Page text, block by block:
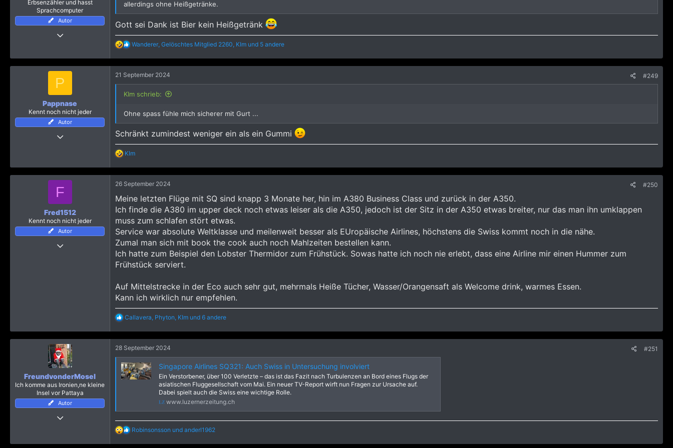
Erbsenzähler und hasst
Sprachcomputer
Autor
13.019
allerdings ohne Heißgetränke.
Gott sei Dank ist Bier kein Heißgetränk
R
a
k
t
i
o
n
:
Wanderer, Gelöschtes Mitglied 2260, KIm und 5 andere
P
Pappnase
Kennt noch nicht jeder
Autor
11 September 2024
21 September 2024 #249
KIm schrieb:
Ohne spass fühle mich sicherer mit Gurt ...
Schränkt zumindest weniger ein als ein Gummi
R
a
k
t
o
n
n
:
KIm
F
Fred1512
Kennt noch nicht jeder
Autor
18 August 2024
26 September 2024 #250
Meine letzten Flüge mit SQ sind knapp 3 Monate her, hin im A380 Business Class und zurück in der A350.
Ich finde die A380 im upper deck noch etwas leiser als die A350, jedoch ist der Sitz in der A350 etwas breiter, nur das man ihn umklappen
muss zum schlafen stört etwas.
Service war absolute Weltklasse und meilenweit besser als EUropäische Airlines, höchstens die Swiss kommt noch in die nähe.
Zumal man sich mit book the cook auch noch Mahlzeiten bestellen kann.
Ich hatte zum Beispiel den Lobster Thermidor zum Frühstück. Sowas hatte ich noch nie erlebt, dass eine Airline mir einen Hummer zum
Frühstück serviert.
Auf Mittelstrecke in der Eco auch sehr gut, mehrmals Heiße Tücher, Wasser/Orangensaft als Welcome drink, warmes Essen.
Kann ich wirklich nur empfehlen.
R
a
k
t
i
o
n
e
Callavera, Phyton, KIm und 6 andere
FreundvonderMosel
Ich komme aus Ironien,ne kleine
Insel vor Pattaya
Autor
28 September 2024 #251
Singapore Airlines SQ321: Auch Swiss in Untersuchung involviert
Ein Verstorbener, über 100 Verletzte – das ist das Fazit nach Turbulenzen an Bord eines Flugs der
asiatischen Fluggesellschaft vom Mai. Ein neuer TV-Report wirft nun Fragen zur Ursache auf.
Dabei spielt auch die Swiss eine wichtige Rolle.
www.luzernerzeitung.ch
R
a
Robinsonsson und anderl1962